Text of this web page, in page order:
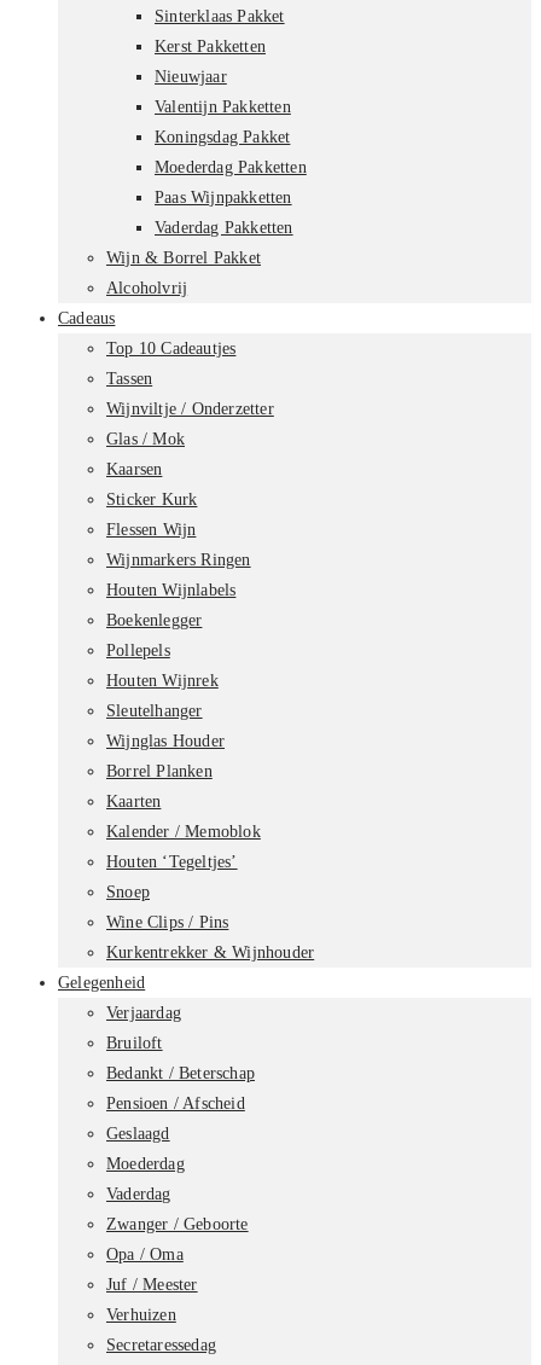
Sinterklaas Pakket
Kerst Pakketten
Nieuwjaar
Valentijn Pakketten
Koningsdag Pakket
Moederdag Pakketten
Paas Wijnpakketten
Vaderdag Pakketten
Wijn & Borrel Pakket
Alcoholvrij
Cadeaus
Top 10 Cadeautjes
Tassen
Wijnviltje / Onderzetter
Glas / Mok
Kaarsen
Sticker Kurk
Flessen Wijn
Wijnmarkers Ringen
Houten Wijnlabels
Boekenlegger
Pollepels
Houten Wijnrek
Sleutelhanger
Wijnglas Houder
Borrel Planken
Kaarten
Kalender / Memoblok
Houten ‘Tegeltjes’
Snoep
Wine Clips / Pins
Kurkentrekker & Wijnhouder
Gelegenheid
Verjaardag
Bruiloft
Bedankt / Beterschap
Pensioen / Afscheid
Geslaagd
Moederdag
Vaderdag
Zwanger / Geboorte
Opa / Oma
Juf / Meester
Verhuizen
Secretaressedag